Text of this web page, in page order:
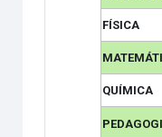
FÍSICA
QUÍMICA